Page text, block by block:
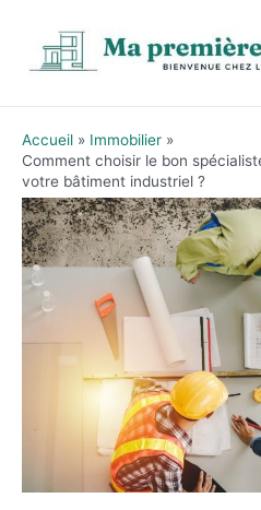
contenu
Accueil
Immobilier
Comment choisir le bon
votre bâtiment industriel ?